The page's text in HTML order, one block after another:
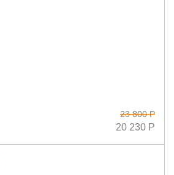
23 800 Р
20 230 Р